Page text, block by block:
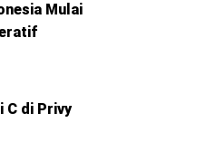
Mulai
C di Privy